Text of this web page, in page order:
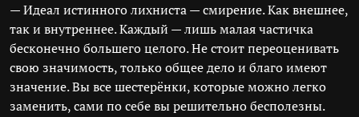
— Идеал истинного лихниста — смирение. Как внешнее,
так и внутреннее. Каждый — лишь малая частичка
бесконечно большего целого. Не стоит переоценивать
свою значимость, только общее дело и благо имеют
значение. Вы все шестерёнки, которые можно легко
заменить, сами по себе вы решительно бесполезны.